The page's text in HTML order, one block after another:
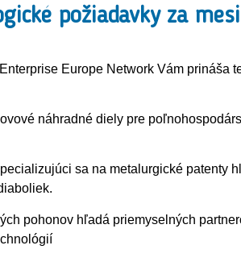
požiadavky za
Europe Network Vám prináša
náhradné diely pre
sa na metalurgické patenty
pohonov hľadá priemyselných